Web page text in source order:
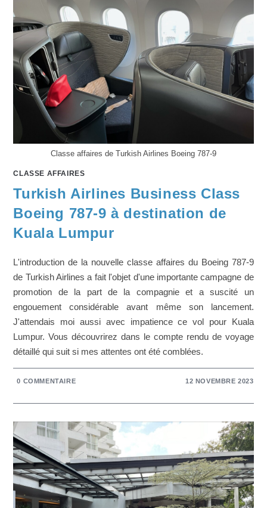
Classe affaires de Turkish Airlines Boeing 787-9
CLASSE AFFAIRES
Turkish Airlines Business Class
Boeing 787-9 à destination de
Kuala Lumpur
L'introduction de la nouvelle classe affaires du Boeing 787-9
de Turkish Airlines a fait l'objet d'une importante campagne de
promotion de la part de la compagnie et a suscité un
engouement considérable avant même son lancement.
J'attendais moi aussi avec impatience ce vol pour Kuala
Lumpur. Vous découvrirez dans le compte rendu de voyage
détaillé qui suit si mes attentes ont été comblées.
0 COMMENTAIRE 12 NOVEMBRE 2023